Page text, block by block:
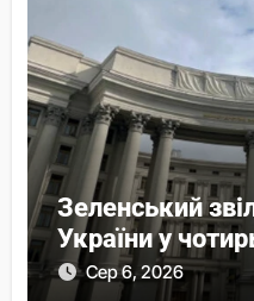
Зеленський
України у
Сер 6, 2026